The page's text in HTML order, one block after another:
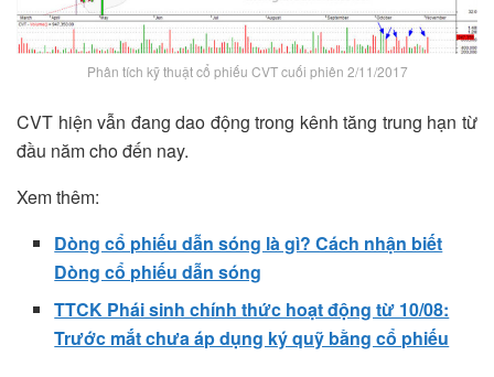
Phân tích kỹ thuật cổ phiếu CVT cuối phiên 2/11/2017
CVT hiện vẫn đang dao động trong kênh tăng trung hạn từ
đầu năm cho đến nay.
Xem thêm:
Dòng cổ phiếu dẫn sóng là gì? Cách nhận biết
Dòng cổ phiếu dẫn sóng
TTCK Phái sinh chính thức hoạt động từ 10/08:
Trước mắt chưa áp dụng ký quỹ bằng cổ phiếu